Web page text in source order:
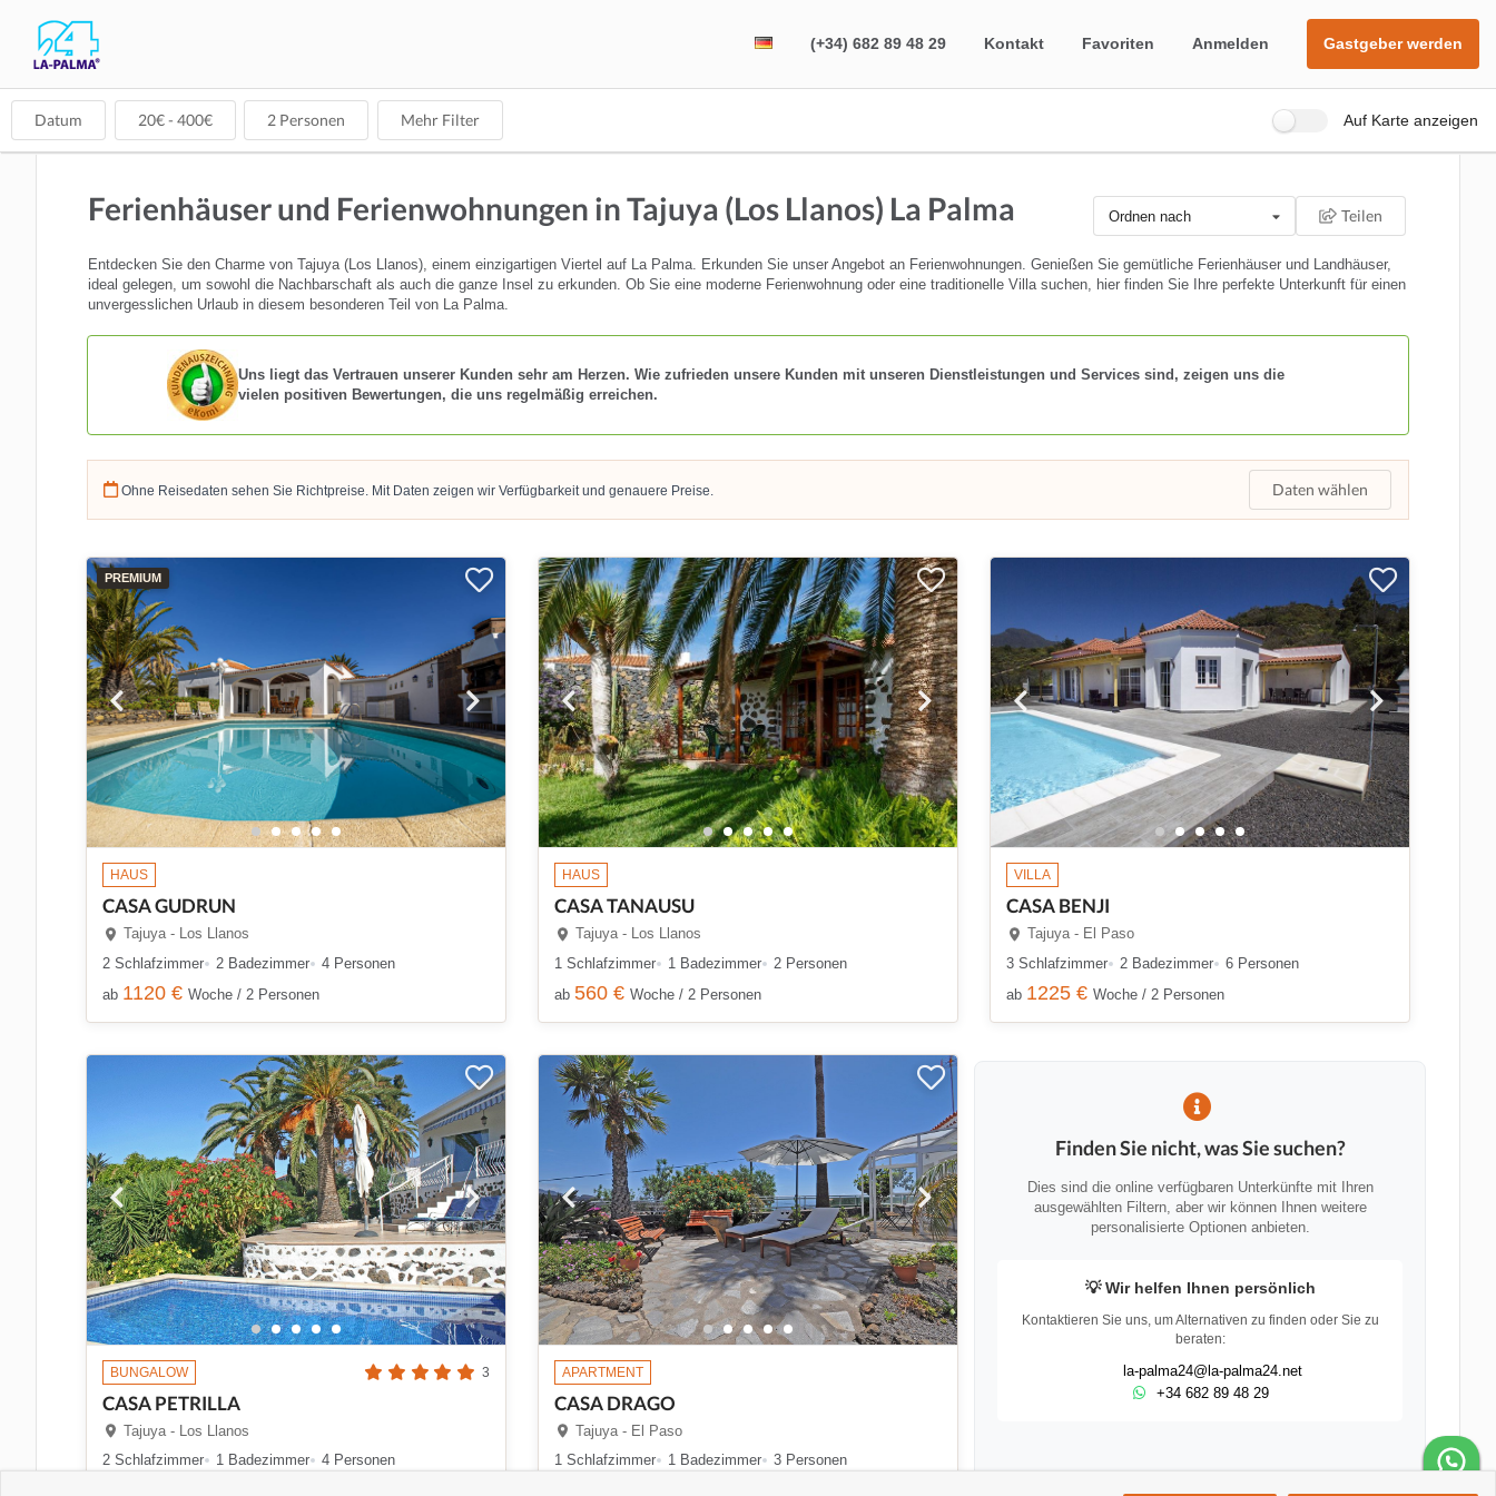
(+34) 682 89 48 29 Kontakt Favoriten Anmelden Gastgeber werden
Datum 20€ - 400€ 2 Personen Mehr Filter Auf Karte anzeigen
Ferienhäuser und Ferienwohnungen in Tajuya (Los Llanos) La Palma Ordnen nach Teilen
Entdecken Sie den Charme von Tajuya (Los Llanos), einem einzigartigen Viertel auf La Palma. Erkunden Sie unser Angebot an Ferienwohnungen. Genießen Sie gemütliche Ferienhäuser und Landhäuser,
ideal gelegen, um sowohl die Nachbarschaft als auch die ganze Insel zu erkunden. Ob Sie eine moderne Ferienwohnung oder eine traditionelle Villa suchen, hier finden Sie Ihre perfekte Unterkunft für einen
unvergesslichen Urlaub in diesem besonderen Teil von La Palma.
Uns liegt das Vertrauen unserer Kunden sehr am Herzen. Wie zufrieden unsere Kunden mit unseren Dienstleistungen und Services sind, zeigen uns die
vielen positiven Bewertungen, die uns regelmäßig erreichen.
Ohne Reisedaten sehen Sie Richtpreise. Mit Daten zeigen wir Verfügbarkeit und genauere Preise. Daten wählen
PREMIUM
HAUS
CASA GUDRUN
Tajuya - Los Llanos
2 Schlafzimmer
2 Badezimmer
4 Personen
ab 1120 € Woche / 2 Personen
HAUS
CASA TANAUSU
Tajuya - Los Llanos
1 Schlafzimmer
1 Badezimmer
2 Personen
ab 560 € Woche / 2 Personen
VILLA
CASA BENJI
Tajuya - El Paso
3 Schlafzimmer
2 Badezimmer
6 Personen
ab 1225 € Woche / 2 Personen
BUNGALOW 3
CASA PETRILLA
Tajuya - Los Llanos
2 Schlafzimmer
1 Badezimmer
4 Personen
APARTMENT
CASA DRAGO
Tajuya - El Paso
1 Schlafzimmer
1 Badezimmer
3 Personen
Finden Sie nicht, was Sie suchen?
Dies sind die online verfügbaren Unterkünfte mit Ihren
ausgewählten Filtern, aber wir können Ihnen weitere
personalisierte Optionen anbieten.
💡 Wir helfen Ihnen persönlich
Kontaktieren Sie uns, um Alternativen zu finden oder Sie zu
beraten:
la-palma24@la-palma24.net
+34 682 89 48 29